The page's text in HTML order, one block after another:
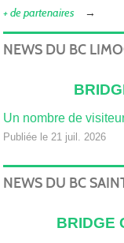
+ de partenaires
NEWS DU BC
Un nombre de
Publiée le 21 juil. 2026
NEWS DU BC
BRIDGE